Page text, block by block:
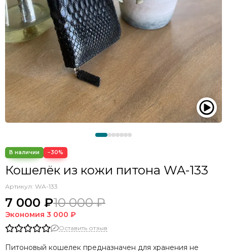
−30%
Кошелёк из кожи питона WA-133
Артикул: WA-133
7 000 ₽10 000 ₽
Экономия 3 000 ₽
Оставить отзыв
Питоновый кошелек предназначен для хранения не